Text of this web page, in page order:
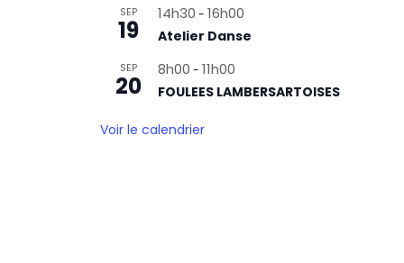
SEP
19
14h30 - 16h00
Atelier Danse
SEP
20
8h00 - 11h00
FOULEES LAMBERSARTOISES
Voir le calendrier